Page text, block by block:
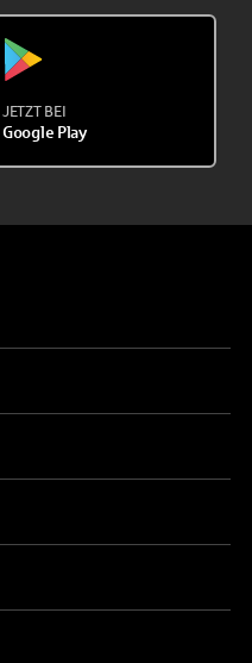
JETZT BEI
Google Play